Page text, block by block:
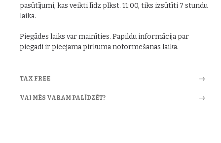
pasūtījumi, kas veikti līdz plkst. 11:00, tiks izsūtīti 7 stundu
laikā.
Piegādes laiks var mainīties. Papildu informācija par
piegādi ir pieejama pirkuma noformēšanas laikā.
TAX FREE
VAI MĒS VARAM PALĪDZĒT?